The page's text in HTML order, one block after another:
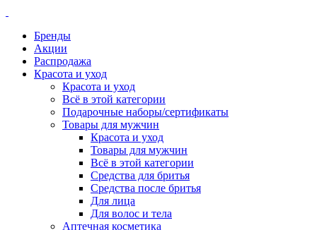
Бренды
Акции
Распродажа
Красота и уход
Красота и уход
Всё в этой категории
Подарочные наборы/сертификаты
Товары для мужчин
Красота и уход
Товары для мужчин
Всё в этой категории
Средства для бритья
Средства после бритья
Для лица
Для волос и тела
Аптечная косметика